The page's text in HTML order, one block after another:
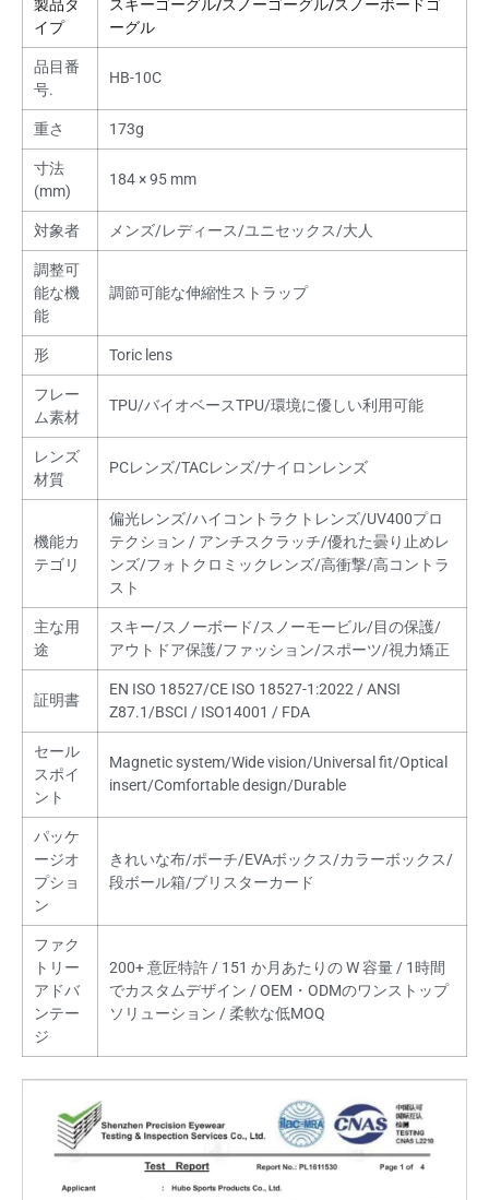
製品タ
イプ
スキーゴーグル/スノーゴーグル/スノーボードゴ
ーグル
品目番
号.
HB-10C
重さ 173g
寸法
(mm)
184 × 95 mm
対象者 メンズ/レディース/ユニセックス/大人
調整可
能な機
能
調節可能な伸縮性ストラップ
形 Toric lens
フレー
ム素材
TPU/バイオベースTPU/環境に優しい利用可能
レンズ
材質
PCレンズ/TACレンズ/ナイロンレンズ
機能カ
テゴリ
偏光レンズ/ハイコントラクトレンズ/UV400プロ
テクション / アンチスクラッチ/優れた曇り止めレ
ンズ/フォトクロミックレンズ/高衝撃/高コントラ
スト
主な用
途
スキー/スノーボード/スノーモービル/目の保護/
アウトドア保護/ファッション/スポーツ/視力矯正
証明書
EN ISO 18527/CE ISO 18527-1:2022 / ANSI
Z87.1/BSCI / ISO14001 / FDA
セール
スポイ
ント
Magnetic system/Wide vision/Universal fit/Optical
insert/Comfortable design/Durable
パッケ
ージオ
プショ
ン
きれいな布/ポーチ/EVAボックス/カラーボックス/
段ボール箱/ブリスターカード
ファク
トリー
アドバ
ンテー
ジ
200+ 意匠特許 / 151 か月あたりの W 容量 / 1時間
でカスタムデザイン / OEM・ODMのワンストップ
ソリューション / 柔軟な低MOQ